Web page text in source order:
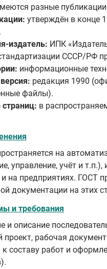
разные
утверждён в конце
издатель: ИПК
СССР/РФ
информационные
редакция 1990
файлы).
страниц: в
на
управление, учёт и
на предприятиях. ГОСТ
документации на этих
и требования
и описание
проект, рабочая
к составу работ и